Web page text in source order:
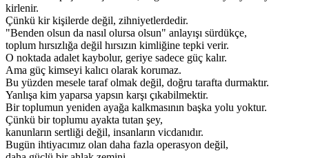
kirlenir.
Çünkü kir kişilerde değil, zihniyetlerdedir.
"Benden olsun da nasıl olursa olsun" anlayışı sürdükçe,
toplum hırsızlığa değil hırsızın kimliğine tepki verir.
O noktada adalet kaybolur, geriye sadece güç kalır.
Ama güç kimseyi kalıcı olarak korumaz.
Bu yüzden mesele taraf olmak değil, doğru tarafta durmaktır.
Yanlışa kim yaparsa yapsın karşı çıkabilmektir.
Bir toplumun yeniden ayağa kalkmasının başka yolu yoktur.
Çünkü bir toplumu ayakta tutan şey,
kanunların sertliği değil, insanların vicdanıdır.
Bugün ihtiyacımız olan daha fazla operasyon değil,